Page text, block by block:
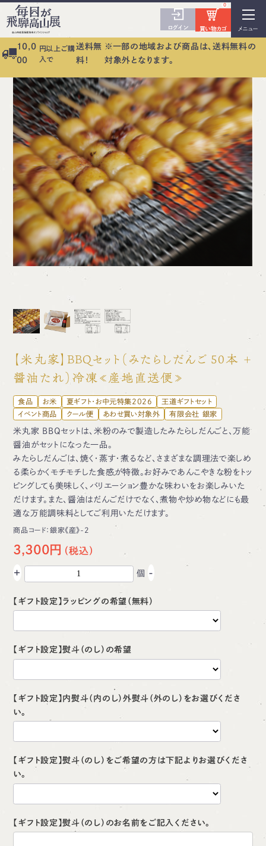
メニュー
ログイン 買い物カゴ
0
10,0
00
円以上ご購
入で
送料無
料！
※一部の地域および商品は、送料無料の
対象外となります。
【米丸家】BBQセット（みたらしだんご 50本 ＋
醤油たれ）冷凍≪産地直送便≫
食品 お米 夏ギフト・お中元特集2026
王道ギフトセット
イベント商品
クール便 あわせ買い対象外 有限会社 銀家
米丸家 BBQセットは、米粉のみで製造したみたらしだんごと、万能
醤油がセットになった一品。
みたらしだんごは、焼く・蒸す・煮るなど、さまざまな調理法で楽しめ
る柔らかくモチモチした食感が特徴。お好みであんこやきな粉をトッ
ピングしても美味しく、バリエーション豊かな味わいをお楽しみいた
だけます。また、醤油はだんごだけでなく、煮物や炒め物などにも最
適な万能調味料としてご利用いただけます。
商品コード：銀家《産》-2
3,300円
+ 個 -
【ギフト設定】ラッピングの希望（無料）
【ギフト設定】熨斗（のし）の希望
【ギフト設定】内熨斗（内のし）外熨斗（外のし）をお選びくださ
い。
【ギフト設定】熨斗（のし）をご希望の方は下記よりお選びくださ
い。
【ギフト設定】熨斗（のし）のお名前をご記入ください。